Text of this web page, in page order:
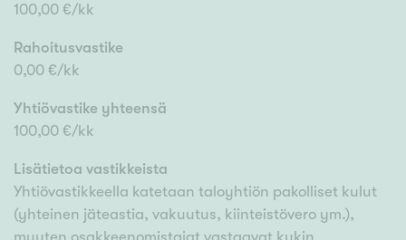
100,00 €/kk
Rahoitusvastike
0,00 €/kk
Yhtiövastike yhteensä
100,00 €/kk
Lisätietoa vastikkeista
Yhtiövastikkeella katetaan taloyhtiön pakolliset kulut
(yhteinen jäteastia, vakuutus, kiinteistövero ym.),